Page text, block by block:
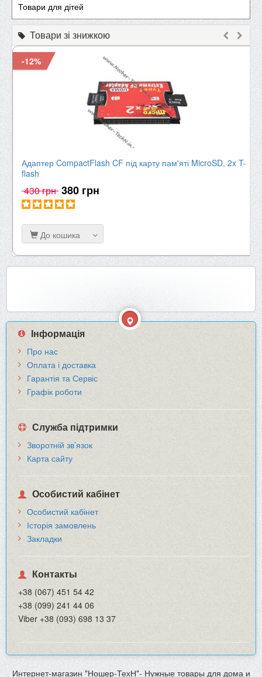
Товари для дітей
Товари зі знижкою
-12%
Адаптер CompactFlash CF під карту пам'яті MicroSD, 2x T-
flash
430 грн 380 грн
До кошика
Інформація
Про нас
Оплата і доставка
Гарантія та Сервіс
Графік роботи
Служба підтримки
Зворотній зв’язок
Карта сайту
Особистий кабінет
Особистий кабінет
Історія замовлень
Закладки
Контакты
+38 (067) 451 54 42
+38 (099) 241 44 06
Viber +38 (093) 698 13 37
Интернет-магазин "Ношер-ТехН"- Нужные товары для дома и